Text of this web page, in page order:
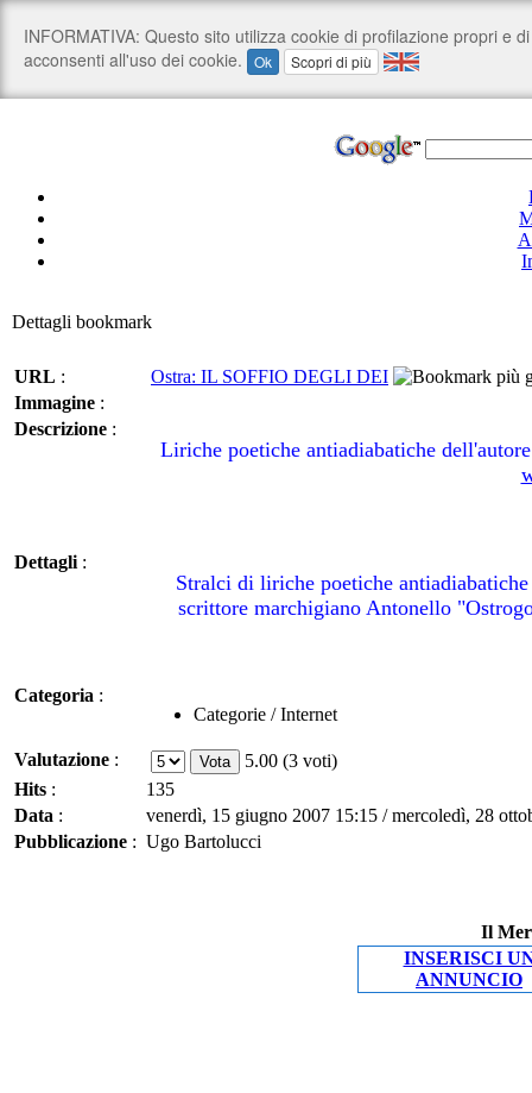
Dettagli bookmark
URL :
Ostra: IL SOFFIO DEGLI DEI
Immagine :
Descrizione :
Liriche poetiche antiadiabatiche
Dettagli :
Stralci di liriche poetiche
scrittore marchigiano Antonello
Categoria :
Categorie / Internet
Valutazione :
5.00 (3 voti)
Hits :
135
Data :
venerdì, 15 giugno 2007 15:15 / mercoledì, 28
Pubblicazione : Ugo Bartolucci
Il
INSERISCI
ANNUNCIO